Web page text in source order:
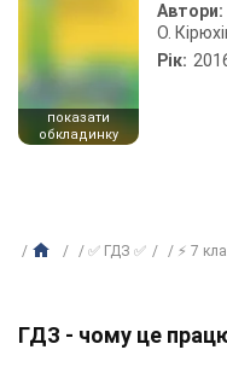
показати
обкладинку
Автори:
О.
Рік:
✅ ГДЗ ✅ ⚡ 7
ГДЗ - чому це